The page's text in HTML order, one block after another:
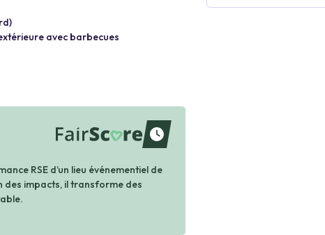
avec barbecues
waiting
RSE d’un lieu événementiel de
des impacts, il transforme des